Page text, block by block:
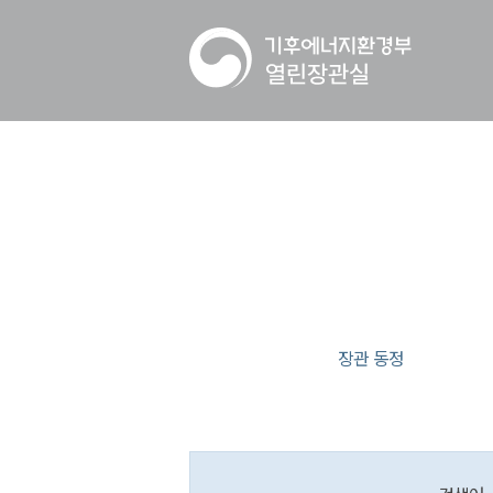
장관 동정